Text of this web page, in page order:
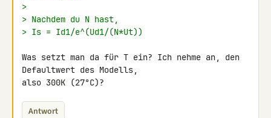
>
> Nachdem du N hast,
> Is = Id1/e^(Ud1/(N*Ut))
Was setzt man da für T ein? Ich nehme an, den
Defaultwert des Modells,
also 300K (27°C)?
Antwort